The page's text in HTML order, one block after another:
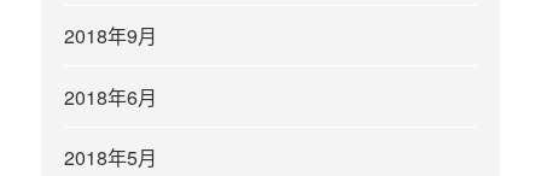
2018年9月
2018年6月
2018年5月